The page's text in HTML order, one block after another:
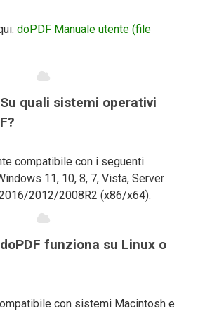
doPDF Manuale utente (file
quali sistemi operativi
compatibile con i seguenti
11, 10, 8, 7, Vista, Server
2012/2008R2 (x86/x64).
funziona su Linux o
con sistemi Macintosh e